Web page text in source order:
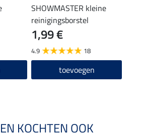
SHOWMASTER kleine
reinigingsborstel
1,99 €
4.9 18
toevoegen
KOCHTEN OOK